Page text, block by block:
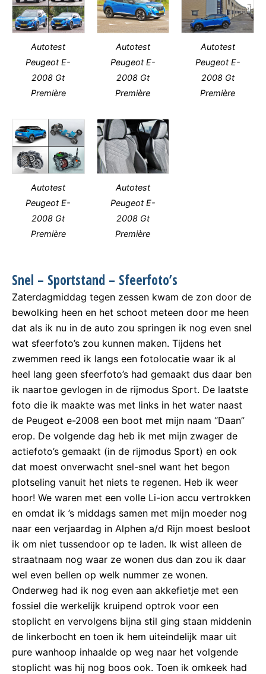
Autotest
Peugeot E-
2008 Gt
Première
Autotest
Peugeot E-
2008 Gt
Première
Autotest
Peugeot E-
2008 Gt
Première
Autotest
Peugeot E-
2008 Gt
Première
Autotest
Peugeot E-
2008 Gt
Première
Snel – Sportstand – Sfeerfoto’s
Zaterdagmiddag tegen zessen kwam de zon door de
bewolking heen en het schoot meteen door me heen
dat als ik nu in de auto zou springen ik nog even snel
wat sfeerfoto’s zou kunnen maken. Tijdens het
zwemmen reed ik langs een fotolocatie waar ik al
heel lang geen sfeerfoto’s had gemaakt dus daar ben
ik naartoe gevlogen in de rijmodus Sport. De laatste
foto die ik maakte was met links in het water naast
de Peugeot e-2008 een boot met mijn naam “Daan”
erop. De volgende dag heb ik met mijn zwager de
actiefoto’s gemaakt (in de rijmodus Sport) en ook
dat moest onverwacht snel-snel want het begon
plotseling vanuit het niets te regenen. Heb ik weer
hoor! We waren met een volle Li-ion accu vertrokken
en omdat ik ’s middags samen met mijn moeder nog
naar een verjaardag in Alphen a/d Rijn moest besloot
ik om niet tussendoor op te laden. Ik wist alleen de
straatnaam nog waar ze wonen dus dan zou ik daar
wel even bellen op welk nummer ze wonen.
Onderweg had ik nog even aan akkefietje met een
fossiel die werkelijk kruipend optrok voor een
stoplicht en vervolgens bijna stil ging staan middenin
de linkerbocht en toen ik hem uiteindelijk maar uit
pure wanhoop inhaalde op weg naar het volgende
stoplicht was hij nog boos ook. Toen ik omkeek had